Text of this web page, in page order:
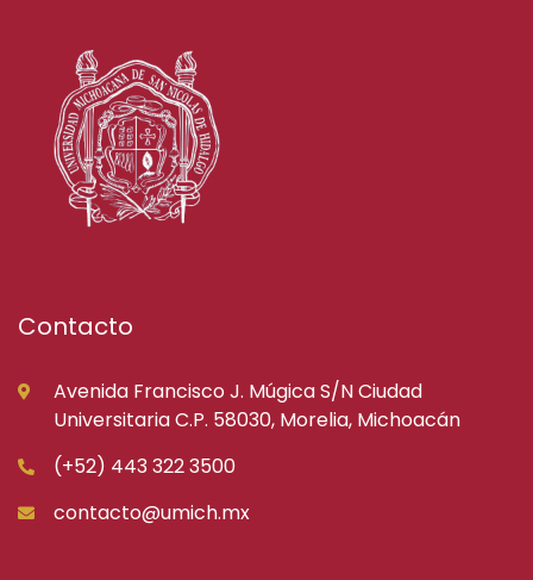
Contacto
Avenida Francisco J. Múgica S/N Ciudad
Universitaria C.P. 58030, Morelia, Michoacán
(+52) 443 322 3500
contacto@umich.mx